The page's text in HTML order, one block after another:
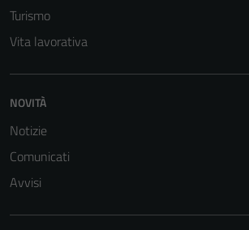
Turismo
Vita lavorativa
NOVITÀ
Notizie
Comunicati
Avvisi